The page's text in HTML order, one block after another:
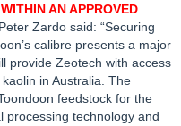
AN APPROVED
Zardo said: “Securing
calibre presents a major
provide Zeotech with access
in Australia. The
feedstock for the
processing technology and